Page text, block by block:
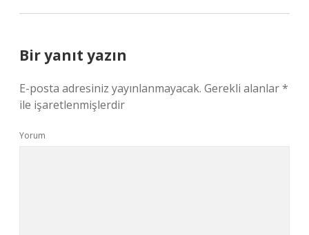
Bir yanıt yazın
E-posta adresiniz yayınlanmayacak. Gerekli alanlar*
ile işaretlenmişlerdir
Yorum